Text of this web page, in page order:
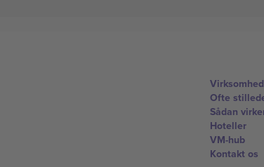
Ofte
Sådan
Hoteller
VM-hub
Kontakt os